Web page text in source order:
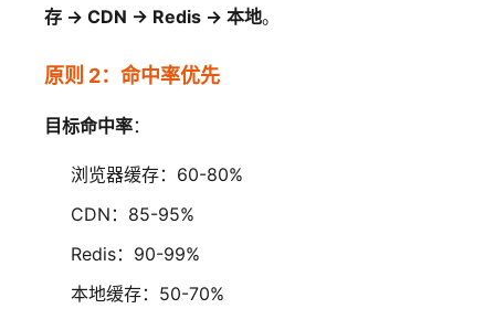
存 → CDN → Redis → 本地。
原则 2：命中率优先
目标命中率：
浏览器缓存：60-80%
CDN：85-95%
Redis：90-99%
本地缓存：50-70%